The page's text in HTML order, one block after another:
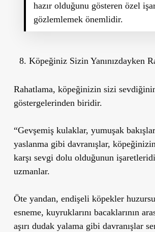
hazır olduğunu gösteren özel
gözlemlemek önemlidir.
Köpeğiniz Sizin Yanınızdayken
Rahatlama, köpeğinizin sizi
göstergelerinden biridir.
“Gevşemiş kulaklar, yumuşak
yaslanma gibi davranışlar,
karşı sevgi dolu olduğunun
uzmanlar.
Öte yandan, endişeli köpekler
esneme, kuyruklarını bacaklarının
aşırı dudak yalama gibi davranışlar